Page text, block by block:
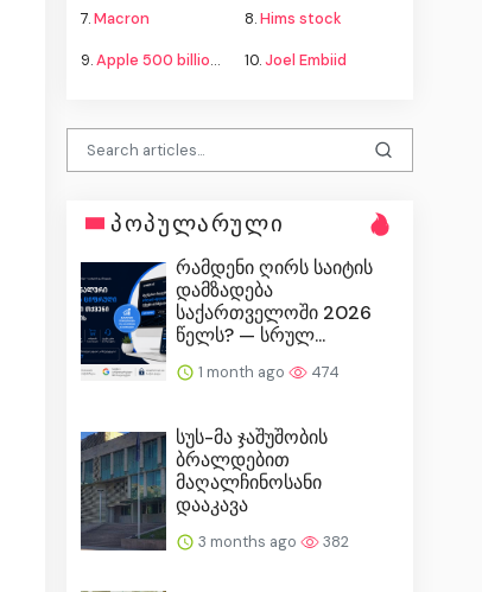
7.Macron 8.Hims stock
9.Apple 500 billion investment 10.Joel Embiid
პოპულარული
რამდენი ღირს საიტის
დამზადება
საქართველოში 2026
წელს? — სრულ...
1 month ago 474
სუს-მა ჯაშუშობის
ბრალდებით
მაღალჩინოსანი
დააკავა
3 months ago 382